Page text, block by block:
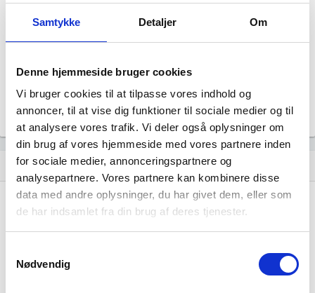
Samtykke Detaljer Om
Denne hjemmeside bruger cookies
Vi bruger cookies til at tilpasse vores indhold og
annoncer, til at vise dig funktioner til sociale medier og til
at analysere vores trafik. Vi deler også oplysninger om
din brug af vores hjemmeside med vores partnere inden
for sociale medier, annonceringspartnere og
analysepartnere. Vores partnere kan kombinere disse
data med andre oplysninger, du har givet dem, eller som
de har indsamlet fra din brug af deres tjenester.
Nødvendig
Aktiv
Formål
Uoplyst
Tegningsregel
Uoplyst
show_chart Udvikling i antal ansatte
100 - 199
100 - 199
1000+
1000+